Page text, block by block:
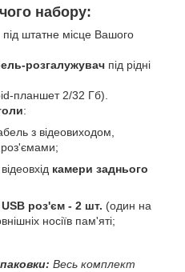
набору:
під штатне місце Вашого
розгалужувач під рідні
планшет 2/32 Гб).
:
з відеовиходом,
камери заднього
USB роз'єм - 2 шт. (один на
носіїв пам'яті;
Весь комплект